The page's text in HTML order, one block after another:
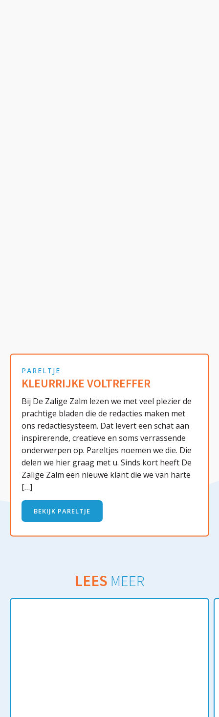
PARELTJE
KLEURRIJKE VOLTREFFER
Bij De Zalige Zalm lezen we met veel plezier de
prachtige bladen die de redacties maken met
ons redactiesysteem. Dat levert een schat aan
inspirerende, creatieve en soms verrassende
onderwerpen op. Pareltjes noemen we die. Die
delen we hier graag met u. Sinds kort heeft De
Zalige Zalm een nieuwe klant die we van harte
[…]
BEKIJK PARELTJE
LEES MEER